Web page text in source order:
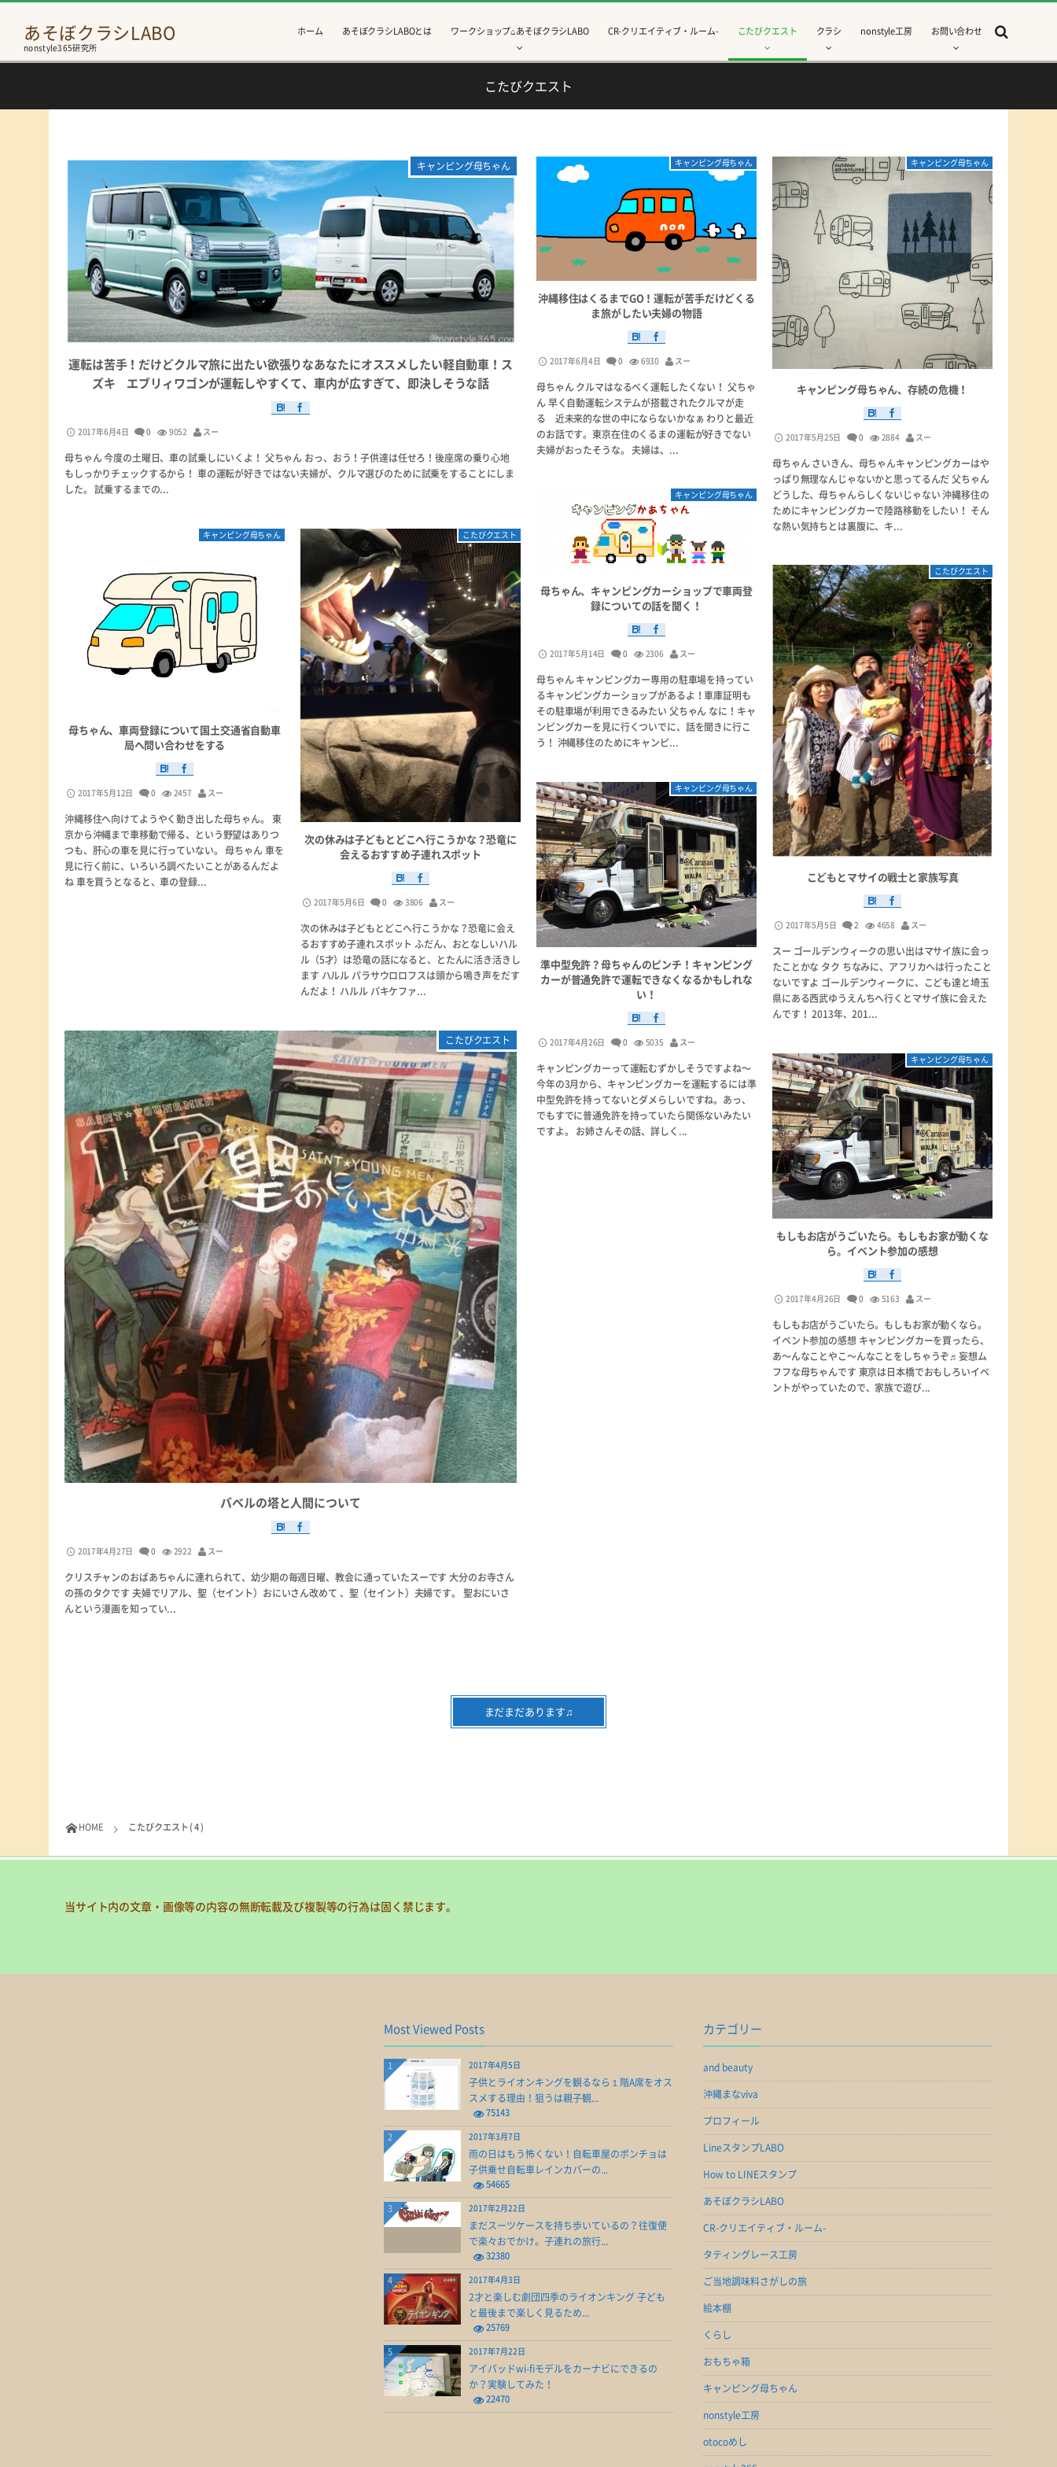
あそぼクラシLABO
nonstyle365研究所
ホーム あそぼクラシLABOとは ワークショップ⌂あそぼクラシLABO CR-クリエイティブ・ルーム- こたびクエスト クラシ nonstyle工房 お問い合わせ
こたびクエスト
運転は苦手！だけどクルマ旅に出たい欲張りなあなたにオススメしたい軽自動車！ス
ズキ エブリィワゴンが運転しやすくて、車内が広すぎて、即決しそうな話
2017年6月4日
キャンピング母ちゃん
0 9052 スー
母ちゃん 今度の土曜日、車の試乗しにいくよ！ 父ちゃん おっ、おう！子供達は任せろ！後座席の乗り心地
もしっかりチェックするから！ 車の運転が好きではない夫婦が、クルマ選びのために試乗をすることにしま
した。 試乗するまでの...
沖縄移住はくるまでGO！運転が苦手だけどくる
ま旅がしたい夫婦の物語
2017年6月4日
キャンピング母ちゃん
0 6930 スー
母ちゃん クルマはなるべく運転したくない！ 父ちゃ
ん 早く自動運転システムが搭載されたクルマが走
る 近未来的な世の中にならないかなぁ わりと最近
のお話です。東京在住のくるまの運転が好きでない
夫婦がおったそうな。 夫婦は、...
キャンピング母ちゃん、存続の危機！
2017年5月25日
キャンピング母ちゃん
0 2884 スー
母ちゃん さいきん、母ちゃんキャンピングカーはや
っぱり無理なんじゃないかと思ってるんだ 父ちゃん
どうした、母ちゃんらしくないじゃない 沖縄移住の
ためにキャンピングカーで陸路移動をしたい！ そん
な熱い気持ちとは裏腹に、キ...
母ちゃん、キャンピングカーショップで車両登
録についての話を聞く！
2017年5月14日
キャンピング母ちゃん
0 2306 スー
母ちゃん キャンピングカー専用の駐車場を持ってい
るキャンピングカーショップがあるよ！車庫証明も
その駐車場が利用できるみたい 父ちゃん なに！キャ
ンピングカーを見に行くついでに、話を聞きに行こ
う！ 沖縄移住のためにキャンピ...
母ちゃん、車両登録について国土交通省自動車
局へ問い合わせをする
2017年5月12日
キャンピング母ちゃん
0 2457 スー
沖縄移住へ向けてようやく動き出した母ちゃん。 東
京から沖縄まで車移動で帰る、という野望はありつ
つも、肝心の車を見に行っていない。 母ちゃん 車を
見に行く前に、いろいろ調べたいことがあるんだよ
ね 車を買うとなると、車の登録...
次の休みは子どもとどこへ行こうかな？恐竜に
会えるおすすめ子連れスポット
2017年5月6日
こたびクエスト
0 3806 スー
次の休みは子どもとどこへ行こうかな？恐竜に会え
るおすすめ子連れスポット ふだん、おとなしいハル
ル（5才）は恐竜の話になると、とたんに活き活きし
ます ハルル パラサウロロフスは頭から鳴き声をだす
んだよ！ ハルル パキケファ...
こどもとマサイの戦士と家族写真
2017年5月5日
こたびクエスト
2 4658 スー
スー ゴールデンウィークの思い出はマサイ族に会っ
たことかな タク ちなみに、アフリカへは行ったこと
ないですよ ゴールデンウィークに、こども達と埼玉
県にある西武ゆうえんちへ行くとマサイ族に会えた
んです！ 2013年、201...
バベルの塔と人間について
2017年4月27日
こたびクエスト
0 2922 スー
クリスチャンのおばあちゃんに連れられて、幼少期の毎週日曜、教会に通っていたスーです 大分のお寺さん
の孫のタクです 夫婦でリアル、聖（セイント）おにいさん改めて 、聖（セイント）夫婦です。 聖おにいさ
んという漫画を知ってい...
準中型免許？母ちゃんのピンチ！キャンピング
カーが普通免許で運転できなくなるかもしれな
い！
2017年4月26日
キャンピング母ちゃん
0 5035 スー
キャンピングカーって運転むずかしそうですよね〜
今年の3月から、キャンピングカーを運転するには準
中型免許を持ってないとダメらしいですね。あっ、
でもすでに普通免許を持っていたら関係ないみたい
ですよ。 お姉さんその話、詳しく...
もしもお店がうごいたら。もしもお家が動くな
ら。イベント参加の感想
2017年4月26日
キャンピング母ちゃん
0 5163 スー
もしもお店がうごいたら。もしもお家が動くなら。
イベント参加の感想 キャンピングカーを買ったら、
あ〜んなことやこ〜んなことをしちゃうぞ♬妄想ム
フフな母ちゃんです 東京は日本橋でおもしろいイベ
ントがやっていたので、家族で遊び...
まだまだあります♫
HOME こたびクエスト ( 4 )
当サイト内の文章・画像等の内容の無断転載及び複製等の行為は固く禁じます。
Most Viewed Posts
2017年4月5日
子供とライオンキングを観るなら１階A席をオス
スメする理由！狙うは親子観...
75143
1
2017年3月7日
雨の日はもう怖くない！自転車屋のポンチョは
子供乗せ自転車レインカバーの...
54665
2
2017年2月22日
まだスーツケースを持ち歩いているの？往復便
で楽々おでかけ。子連れの旅行...
32380
3
2017年4月3日
2才と楽しむ劇団四季のライオンキング 子ども
と最後まで楽しく見るため...
25769
4
2017年7月22日
アイパッドwi-fiモデルをカーナビにできるの
か？実験してみた！
22470
5
カテゴリー
and beauty
沖縄まなviva
プロフィール
LineスタンプLABO
How to LINEスタンプ
あそぼクラシLABO
CR-クリエイティブ・ルーム-
タティングレース工房
ご当地調味料さがしの旅
絵本棚
くらし
おもちゃ箱
キャンピング母ちゃん
nonstyle工房
otocoめし